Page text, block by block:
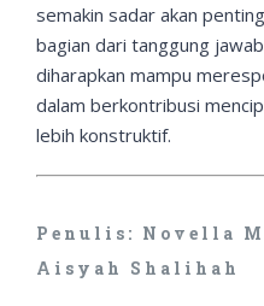
semakin sadar akan
bagian dari tanggung
diharapkan mampu
dalam berkontribusi
lebih konstruktif.
Penulis: Novella
Aisyah Shalihah